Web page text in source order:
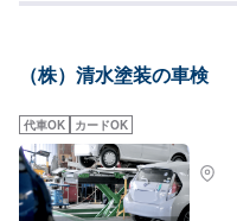
関東陸運局長認証工場ですので
仕上がり次第納車◯納期につい
承ください。◯代車について◯無
用ください。※燃料代はお客様に
さい。◯来店時の注意◯お車は、
い致します。スタッフへ「メン
【定休日・営業時間】定休日：日
（株）清水塗装の車検
代車OK カードOK